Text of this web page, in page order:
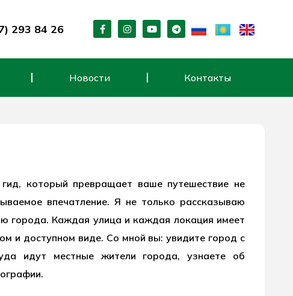
293 84 26 F
a
b
o
-
I
n
a
m
Y
o
u
T
e
g
Новости Контакты
который превращает ваше путешествие не
впечатление. Я не только рассказываю
города. Каждая улица и каждая локация имеет
и доступном виде. Со мной вы: увидите город с
идут местные жители города, узнаете об